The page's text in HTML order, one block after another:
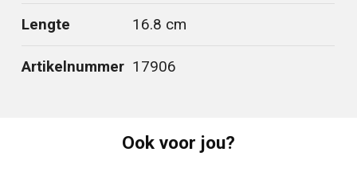
Lengte 16.8 cm
Artikelnummer 17906
Ook voor jou?